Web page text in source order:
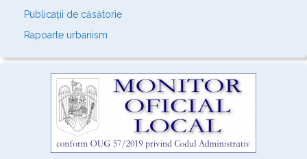
Publicații de căsătorie
Rapoarte urbanism